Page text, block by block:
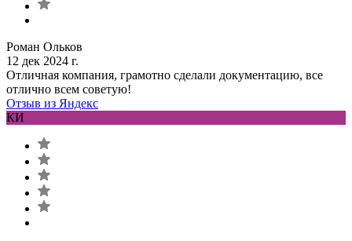
Роман Ольков
12 дек 2024 г.
Отличная компания, грамотно сделали документацию, все
отлично всем советую!
Отзыв из Яндекс
КИ